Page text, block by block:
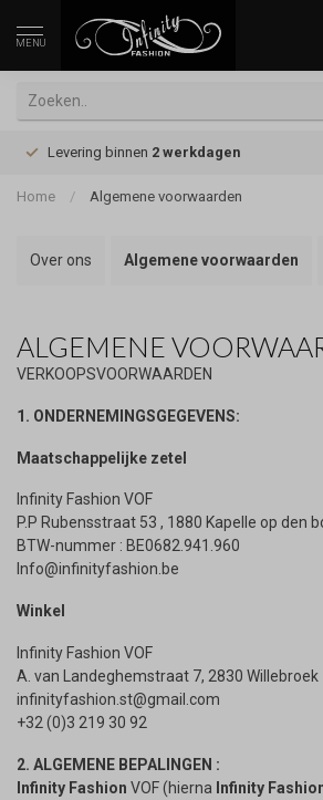
MENU
Levering binnen 2 werkdagen
Home / Algemene voorwaarden
Over ons Algemene voorwaarden
ALGEMENE
VERKOOPSVOORWAARDEN
1. ONDERNEMINGSGEGEVENS:
Maatschappelijke zetel
Infinity Fashion VOF
P.P Rubensstraat 53 , 1880 Kapelle op den
BTW-nummer : BE0682.941.960
Info@infinityfashion.be
Winkel
Infinity Fashion VOF
A. van Landeghemstraat 7, 2830 Willebroek
infinityfashion.st@gmail.com
+32 (0)3 219 30 92
2. ALGEMENE BEPALINGEN :
Infinity Fashion VOF (hierna Infinity